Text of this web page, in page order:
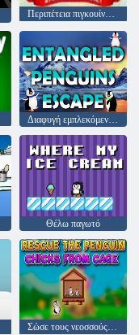
Περιπέτεια πιγκουίνου χιονοστιβάδας!
Διαφυγή εμπλεκόμενων πιγκουίνων
Θέλω παγωτό
Σώσε τους νεοσσούς πιγκουίνους από το Cage